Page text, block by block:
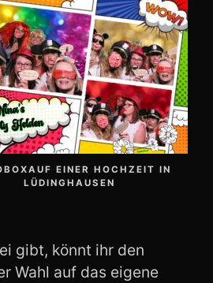
EINER HOCHZEIT IN
LÜDINGHAUSEN
gibt, könnt ihr den
Wahl auf das eigene